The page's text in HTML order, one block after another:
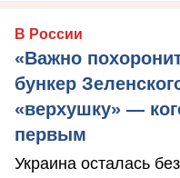
В России
«Важно
бункер
«верхушку» —
первым
Украина осталась